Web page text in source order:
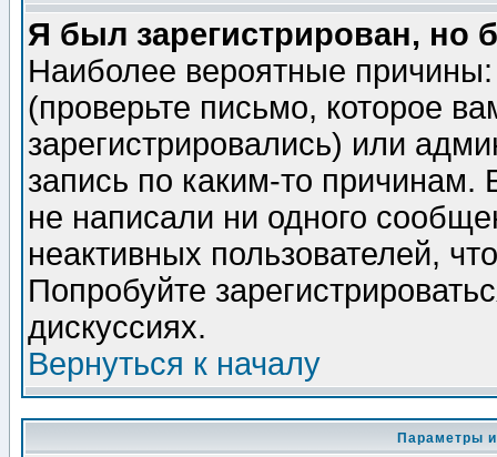
Я был зарегистрирован, но
Наиболее вероятные
(проверьте письмо, которое
зарегистрировались) или
запись по каким-то
не написали ни одного
неактивных пользователей,
Попробуйте
дискуссиях.
Вернуться к началу
Параметры